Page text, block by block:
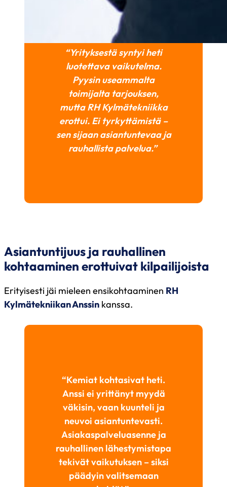
“Yrityksestä syntyi heti
luotettava vaikutelma.
Pyysin useammalta
toimijalta tarjouksen,
mutta RH Kylmätekniikka
erottui. Ei tyrkyttämistä –
sen sijaan asiantuntevaa ja
rauhallista palvelua.”
Asiantuntijuus ja rauhallinen
kohtaaminen erottuivat kilpailijoista
Erityisesti jäi mieleen ensikohtaaminen RH
Kylmätekniikan Anssin kanssa.
“Kemiat kohtasivat heti.
Anssi ei yrittänyt myydä
väkisin, vaan kuunteli ja
neuvoi asiantuntevasti.
Asiakaspalveluasenne ja
rauhallinen lähestymistapa
tekivät vaikutuksen – siksi
päädyin valitsemaan